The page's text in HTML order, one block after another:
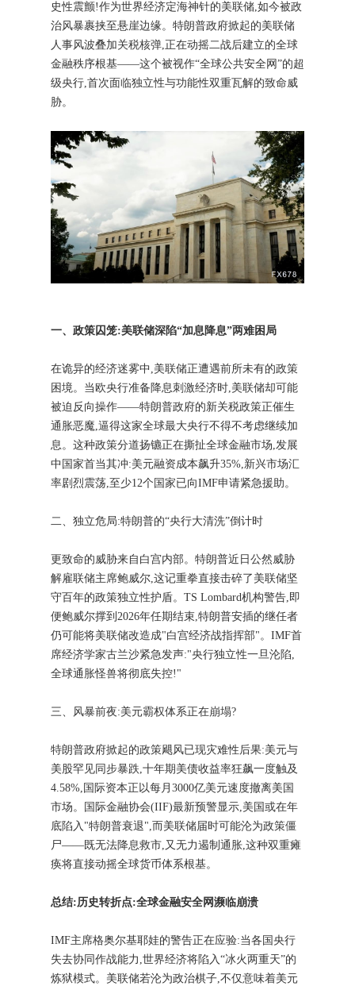
史性震颤!作为世界经济定海神针的美联储,如今被政
治风暴裹挟至悬崖边缘。特朗普政府掀起的美联储
人事风波叠加关税核弹,正在动摇二战后建立的全球
金融秩序根基——这个被视作“全球公共安全网”的超
级央行,首次面临独立性与功能性双重瓦解的致命威
胁。
一、政策囚笼:美联储深陷“加息降息”两难困局
在诡异的经济迷雾中,美联储正遭遇前所未有的政策
困境。当欧央行准备降息刺激经济时,美联储却可能
被迫反向操作——特朗普政府的新关税政策正催生
通胀恶魔,逼得这家全球最大央行不得不考虑继续加
息。这种政策分道扬镳正在撕扯全球金融市场,发展
中国家首当其冲:美元融资成本飙升35%,新兴市场汇
率剧烈震荡,至少12个国家已向IMF申请紧急援助。
二、独立危局:特朗普的“央行大清洗”倒计时
更致命的威胁来自白宫内部。特朗普近日公然威胁
解雇联储主席鲍威尔,这记重拳直接击碎了美联储坚
守百年的政策独立性护盾。TS Lombard机构警告,即
便鲍威尔撑到2026年任期结束,特朗普安插的继任者
仍可能将美联储改造成"白宫经济战指挥部"。IMF首
席经济学家古兰沙紧急发声:"央行独立性一旦沦陷,
全球通胀怪兽将彻底失控!"
三、风暴前夜:美元霸权体系正在崩塌?
特朗普政府掀起的政策飓风已现灾难性后果:美元与
美股罕见同步暴跌,十年期美债收益率狂飙一度触及
4.58%,国际资本正以每月3000亿美元速度撤离美国
市场。国际金融协会(IIF)最新预警显示,美国或在年
底陷入"特朗普衰退",而美联储届时可能沦为政策僵
尸——既无法降息救市,又无力遏制通胀,这种双重瘫
痪将直接动摇全球货币体系根基。
总结:历史转折点:全球金融安全网濒临崩溃
IMF主席格奥尔基耶娃的警告正在应验:当各国央行
失去协同作战能力,世界经济将陷入“冰火两重天”的
炼狱模式。美联储若沦为政治棋子,不仅意味着美元